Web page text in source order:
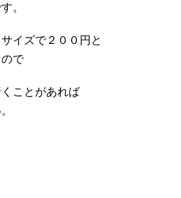
。
イズで２００円と
で
ことがあれば